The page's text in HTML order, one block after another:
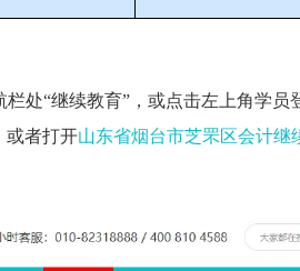
栏处“继续教育”，或点击左上角学员
或者打开山东省烟台市芝罘区会计继